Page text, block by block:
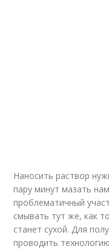
Наносить раствор
пару минут мазать
проблематичный
смывать тут же, как
станет сухой. Для
проводить